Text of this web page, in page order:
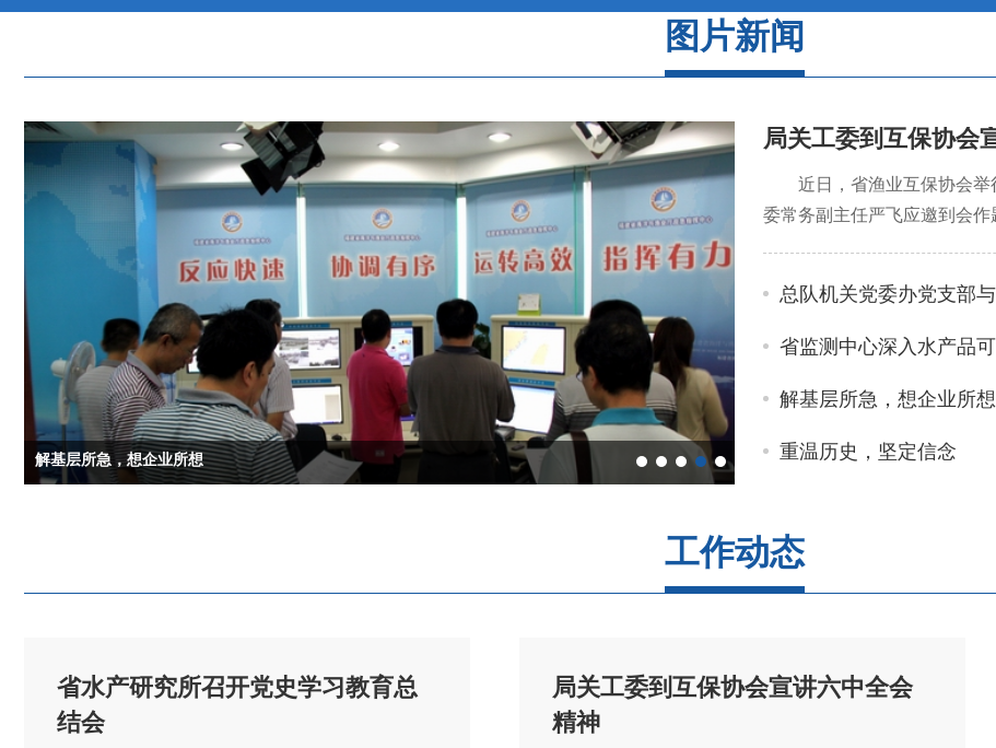
图片新闻
解基层所急，想企业所想
局关工委到互保协会
近日，省渔业互保协会举
委常务副主任严飞应邀到会作
总队机关党委办党支部
省监测中心深入水产品
解基层所急，想企业所想
重温历史，坚定信念
工作动态
省水产研究所召开党史学习教育总
结会
局关工委到互保协会宣讲六中全会
精神